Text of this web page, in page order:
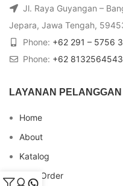
Jl. Raya Guyangan –
Jepara, Jawa Tengah,
Phone: +62 291 – 5756
Phone: +62
LAYANAN PELANGGAN
Home
About
Katalog
Cara Order